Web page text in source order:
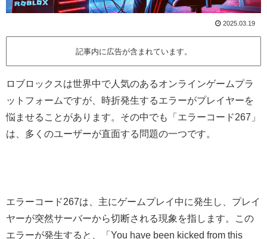
2025.03.19
記事内に広告が含まれています。
ロブロックスは世界中で人気のあるオンラインゲームプラ
ットフォームですが、時折発生するエラーがプレイヤーを
悩ませることがあります。その中でも「エラーコード267」
は、多くのユーザーが直面する問題の一つです。
エラーコード267は、主にゲームプレイ中に発生し、プレイ
ヤーが突然サーバーから切断される現象を指します。この
エラーが発生すると、「You have been kicked from this